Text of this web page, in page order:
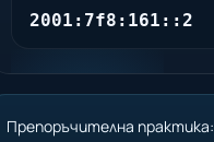
2001:7f8:161::2
Препоръчителна практика: